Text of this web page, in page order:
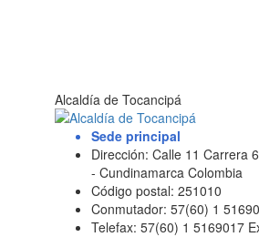
Alcaldía de Tocancipá
Sede principal
Dirección: Calle 11 Carrera
- Cundinamarca Colombia
Código postal: 251010
Conmutador: 57(60) 1
Telefax: 57(60) 1 5169017